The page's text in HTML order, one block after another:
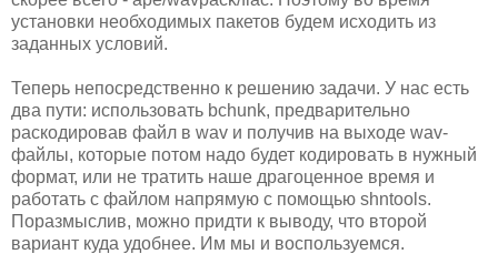
установки необходимых пакетов будем исходить из
заданных условий.
Теперь непосредственно к решению задачи. У нас есть
два пути: использовать bchunk, предварительно
раскодировав файл в wav и получив на выходе wav-
файлы, которые потом надо будет кодировать в нужный
формат, или не тратить наше драгоценное время и
работать с файлом напрямую с помощью shntools.
Поразмыслив, можно придти к выводу, что второй
вариант куда удобнее. Им мы и воспользуемся.